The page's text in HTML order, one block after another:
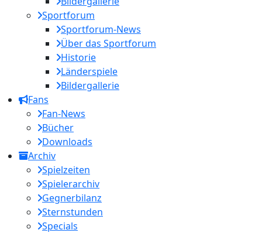
Sportforum
Sportforum-News
Über das Sportforum
Historie
Länderspiele
Bildergallerie
Fans
Fan-News
Bücher
Downloads
Archiv
Spielzeiten
Spielerarchiv
Gegnerbilanz
Sternstunden
Specials